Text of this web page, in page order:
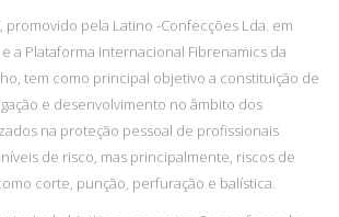
promovido pela Latino -Confecções Lda. em
a Plataforma Internacional Fibrenamics da
tem como principal objetivo a constituição de
e desenvolvimento no âmbito dos
na proteção pessoal de profissionais
de risco, mas principalmente, riscos de
corte, punção, perfuração e balística.